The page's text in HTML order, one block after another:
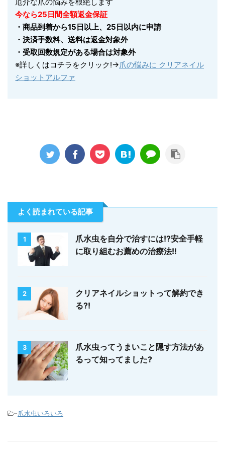
厄介な爪の悩みを根絶します
今なら25 日間全額返金保証
・商品到着から15日以上、25日以内に申請
・決済手数料、送料は返金対象外
・受取回数規定がある場合は対象外
※詳しくはコチラをクリック!→爪の悩みに クリアネイル
ショットアルファ
よく読まれている記事
1
爪水虫を自分で治すには!?安全手軽
に取り組むお薦めの治療法!!
2
クリアネイルショットって解約でき
る?!
3
爪水虫ってうまいこと隠す方法があ
るって知ってました?
-爪水虫いろいろ